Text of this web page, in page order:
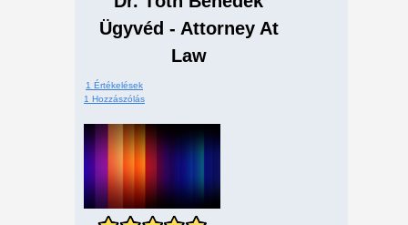
Ügyvéd - Attorney At
Law
1 Értékelések
1 Hozzászólás